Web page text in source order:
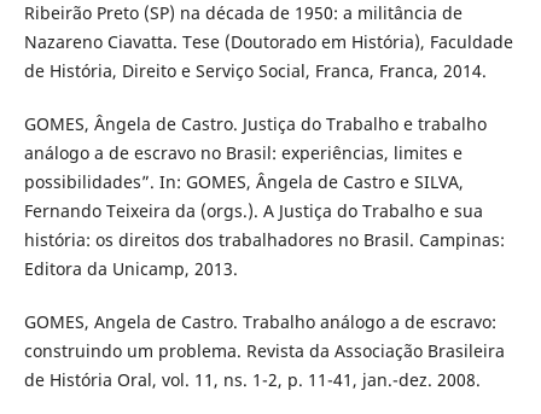
Ribeirão Preto (SP) na década de 1950: a militância de
Nazareno Ciavatta. Tese (Doutorado em História), Faculdade
de História, Direito e Serviço Social, Franca, Franca, 2014.
GOMES, Ângela de Castro. Justiça do Trabalho e trabalho
análogo a de escravo no Brasil: experiências, limites e
possibilidades”. In: GOMES, Ângela de Castro e SILVA,
Fernando Teixeira da (orgs.). A Justiça do Trabalho e sua
história: os direitos dos trabalhadores no Brasil. Campinas:
Editora da Unicamp, 2013.
GOMES, Angela de Castro. Trabalho análogo a de escravo:
construindo um problema. Revista da Associação Brasileira
de História Oral, vol. 11, ns. 1-2, p. 11-41, jan.-dez. 2008.